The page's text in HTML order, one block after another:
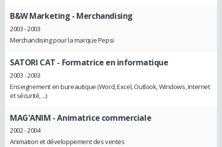
B&W Marketing - Merchandising
2003 - 2003
Merchandising pour la marque Pepsi
SATORI CAT - Formatrice en informatique
2003 - 2003
Enseignement en bureautique (Word, Excel, Outlook, Windows, internet
et sécurité, ...)
MAG'ANIM - Animatrice commerciale
2002 - 2004
Animation et développement des ventes